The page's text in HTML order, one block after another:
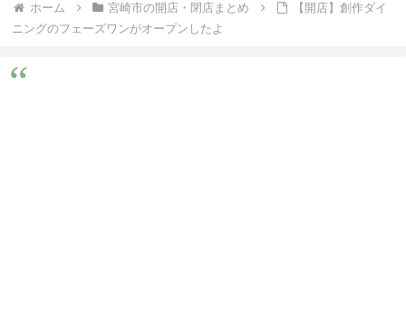
ホーム 宮崎市の開店・閉店まとめ
【開店】創作ダイ
ニングのフェーズワンがオープンしたよ